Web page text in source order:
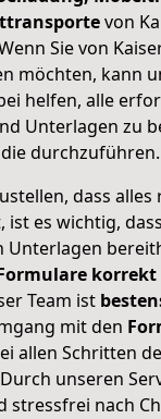
von
Sie von
möchten, kann
helfen, alle
Unterlagen zu
die durchzuführen.
dass alles
ist es wichtig,
korrekt
Team ist
mit den
allen Schritten
unseren
stressfrei nach